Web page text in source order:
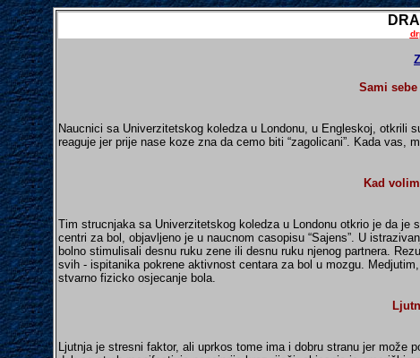
Sami
Naucnici sa Univerzitetskog koledza u Londonu, u Engleskoj, otkrili
reaguje jer prije nase koze zna da cemo biti “zagolicani”. Kada
Kad
Tim strucnjaka sa Univerzitetskog koledza u Londonu otkrio je da
centri za bol, objavljeno je u naucnom casopisu “Sajens”. U
bolno stimulisali desnu ruku zene ili desnu ruku njenog partnera.
svih - ispitanika pokrene aktivnost centara za bol u mozgu.
stvarno fizicko osjecanje bola.
Ljutnja je stresni faktor, ali uprkos tome ima i dobru stranu jer može